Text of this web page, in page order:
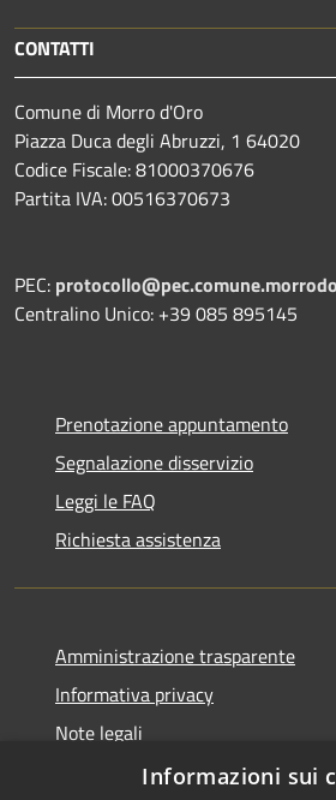
CONTATTI
Comune di Morro d'Oro
Piazza Duca degli Abruzzi, 1 64020
Codice Fiscale: 81000370676
Partita IVA: 00516370673
PEC:
Centralino Unico: +39 085 895145
Prenotazione appuntamento
Segnalazione disservizio
Leggi le FAQ
Richiesta assistenza
Amministrazione trasparente
Informativa privacy
Note legali
Dichiarazione di accessibilità
Informazioni sui